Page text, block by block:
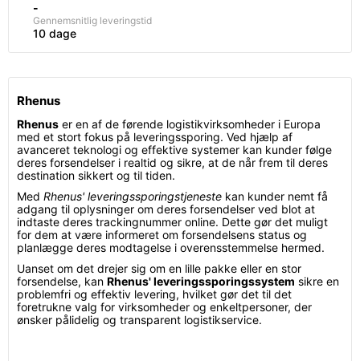
-
Gennemsnitlig leveringstid
10 dage
Rhenus
Rhenus er en af de førende logistikvirksomheder i Europa
med et stort fokus på leveringssporing. Ved hjælp af
avanceret teknologi og effektive systemer kan kunder følge
deres forsendelser i realtid og sikre, at de når frem til deres
destination sikkert og til tiden.
Med Rhenus' leveringssporingstjeneste kan kunder nemt få
adgang til oplysninger om deres forsendelser ved blot at
indtaste deres trackingnummer online. Dette gør det muligt
for dem at være informeret om forsendelsens status og
planlægge deres modtagelse i overensstemmelse hermed.
Uanset om det drejer sig om en lille pakke eller en stor
forsendelse, kan Rhenus' leveringssporingssystem sikre en
problemfri og effektiv levering, hvilket gør det til det
foretrukne valg for virksomheder og enkeltpersoner, der
ønsker pålidelig og transparent logistikservice.